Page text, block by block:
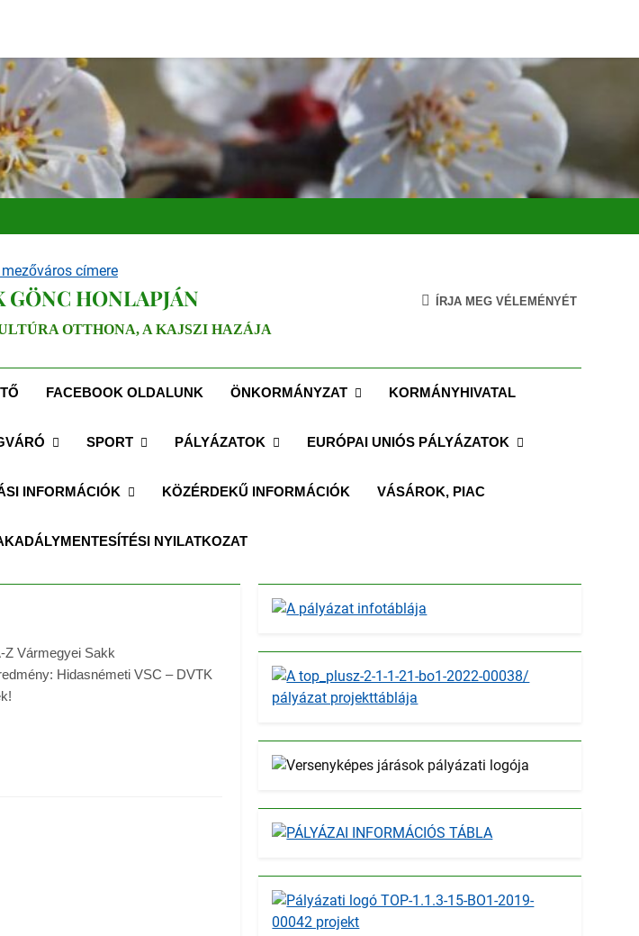
GÖNC HONLAPJÁN
OTTHONA, A KAJSZI HAZÁJA
ÍRJA MEG VÉLEMÉNYÉT
FACEBOOK OLDALUNK ÖNKORMÁNYZAT KORMÁNYHIVATAL
SPORT PÁLYÁZATOK EURÓPAI UNIÓS PÁLYÁZATOK
INFORMÁCIÓK KÖZÉRDEKŰ INFORMÁCIÓK VÁSÁROK, PIAC
NYILATKOZAT
Z Vármegyei Sakk
Hidasnémeti VSC – DVTK